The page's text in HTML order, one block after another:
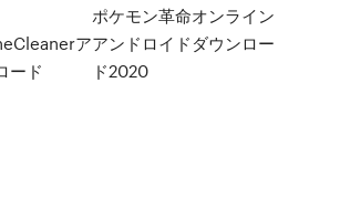
ア
ード
ポケモン革命オンライン
アンドロイドダウンロー
ド2020